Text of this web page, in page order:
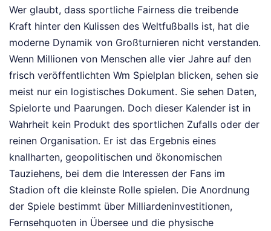
Wer glaubt, dass sportliche Fairness die treibende
Kraft hinter den Kulissen des Weltfußballs ist, hat die
moderne Dynamik von Großturnieren nicht verstanden.
Wenn Millionen von Menschen alle vier Jahre auf den
frisch veröffentlichten Wm Spielplan blicken, sehen sie
meist nur ein logistisches Dokument. Sie sehen Daten,
Spielorte und Paarungen. Doch dieser Kalender ist in
Wahrheit kein Produkt des sportlichen Zufalls oder der
reinen Organisation. Er ist das Ergebnis eines
knallharten, geopolitischen und ökonomischen
Tauziehens, bei dem die Interessen der Fans im
Stadion oft die kleinste Rolle spielen. Die Anordnung
der Spiele bestimmt über Milliardeninvestitionen,
Fernsehquoten in Übersee und die physische